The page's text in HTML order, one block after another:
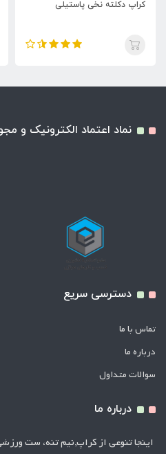
کراپ دکلته نخی پاستیلی
نماد اعتماد الکترونیک و
دسترسی سریع
تماس با ما
درباره ما
سوالات متداول
درباره ما
اینجا تنوعی از کراپ,نیم تنه، ست